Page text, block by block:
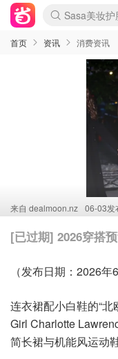
lululemon折
Sasa美妆
SSENSE年
Cettire降价+
WWS Coles
viagogo二手
Myer超级周末
The Outnet
David Jones
Flannels大
Perfumes
AMIRO面罩
Amazon折扣
eToro入金
Amazon数码
ICONIC本周
ThedoubleF
Moose
丝芙兰5折起
EUFY摄像头
Selenichast
Trip机票酒店
YSL送5件彩
Amazon家居
Amazon美妆
雅漾大喷$8
过敏原检测
伊索独家赠
科颜氏高保
SEALIFE海
丝塔芙大白
订阅
Cult Beauty
Harrods圣
LN-CC奢牌
d'Alba空姐
EVE LOM套
Bernardelli
Adore
CT圣诞日历
Mytheresa
Luxury
MOON
Roborock扫
Tingo Life水
Valentino官
CR洗护套装
修丽可4件套
Myer彩妆2
GANNI官网
Stylevana韩
Tessabit高
OGX洗发水
Amazon阿
卡诗8.5折+
Philips Hue
首页 资讯 消费资讯
来自 dealmoon.nz 06-03发
[已过期] 2026穿搭
（发布日期：2026年
连衣裙配小白鞋的“
Girl Charlotte
简长裙与机能风运动